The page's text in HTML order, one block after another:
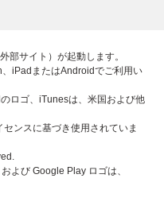
部サイト）が起動します。
iPadまたはAndroidでご利用い
ロゴ、iTunesは、米国および他
ンスに基づき使用されていま
よび Google Play ロゴは、